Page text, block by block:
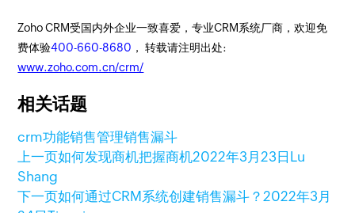
Zoho CRM受国内外企业一致喜爱，专业CRM系统厂商，欢迎免
费体验400-660-8680 ， 转载请注明出处:
www.zoho.com.cn/crm/
相关话题
crm功能销售管理销售漏斗
上一页如何发现商机把握商机2022年3月23日 Lu
Shang
下一页如何通过CRM系统创建销售漏斗？2022年3月